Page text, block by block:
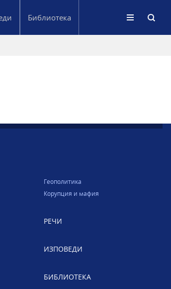
Библиотека
Геополитика
Корупция и мафия
РЕЧИ
ИЗПОВЕДИ
БИБЛИОТЕКА